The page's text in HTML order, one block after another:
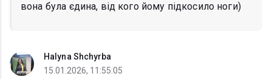
вона була єдина, від кого йому підкосило ноги)
Halyna Shchyrba
15.01.2026, 11:55:05